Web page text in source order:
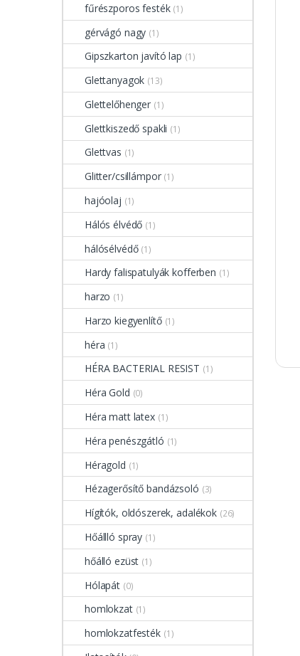
fűrészporos festék (1)
gérvágó nagy (1)
Gipszkarton javító lap (1)
Glettanyagok (13)
Glettelőhenger (1)
Glettkiszedő spakli (1)
Glettvas (1)
Glitter/csillámpor (1)
hajóolaj (1)
Hálós élvédő (1)
hálósélvédő (1)
Hardy falispatulyák kofferben (1)
harzo (1)
Harzo kiegyenlítő (1)
héra (1)
HÉRA BACTERIAL RESIST (1)
Héra Gold (0)
Héra matt latex (1)
Héra penészgátló (1)
Héragold (1)
Hézagerősítő bandázsoló (3)
Hígítók, oldószerek, adalékok (26)
Hőállló spray (1)
hőálló ezüst (1)
Hólapát (0)
homlokzat (1)
homlokzatfesték (1)